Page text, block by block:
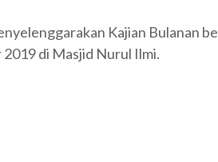
Kajian Bulanan
2019 di Masjid Nurul Ilmi.